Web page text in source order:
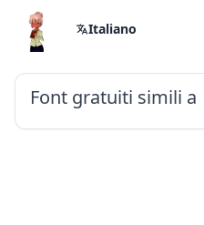
Italiano
Font gratuiti simili a